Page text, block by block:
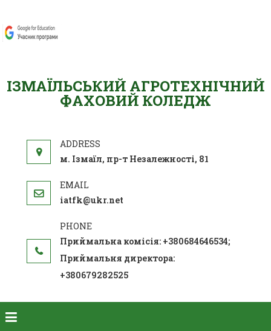
ІЗМАЇЛЬСЬКИЙ АГРОТЕХНІЧНИЙ
ФАХОВИЙ КОЛЕДЖ
м. Ізмаїл, пр-т Незалежності, 81
iatfk@ukr.net
Приймальна комісія: +380684646534;
Приймальня директора:
+380679282525